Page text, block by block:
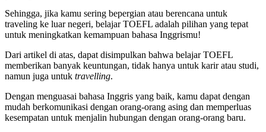
Sehingga, jika kamu sering bepergian atau berencana untuk
traveling ke luar negeri, belajar TOEFL adalah pilihan yang tepat
untuk meningkatkan kemampuan bahasa Inggrismu!
Dari artikel di atas, dapat disimpulkan bahwa belajar TOEFL
memberikan banyak keuntungan, tidak hanya untuk karir atau studi,
namun juga untuk travelling.
Dengan menguasai bahasa Inggris yang baik, kamu dapat dengan
mudah berkomunikasi dengan orang-orang asing dan memperluas
kesempatan untuk menjalin hubungan dengan orang-orang baru.